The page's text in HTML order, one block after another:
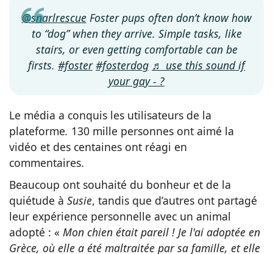
@snarlrescueFoster pups often don’t know how
to “dog” when they arrive. Simple tasks, like
stairs, or even getting comfortable can be
firsts. #foster #fosterdog ♬ use this sound if
your gay - ?
Le média a conquis les utilisateurs de la
plateforme. 130 mille personnes ont aimé la
vidéo et des centaines ont réagi en
commentaires.
Beaucoup ont souhaité du bonheur et de la
quiétude à Susie, tandis que d’autres ont partagé
leur expérience personnelle avec un animal
adopté : « Mon chien était pareil ! Je l'ai adoptée en
Grèce, où elle a été maltraitée par sa famille, et elle